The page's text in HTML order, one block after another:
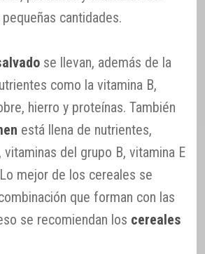
cantidades.
se llevan, además de la
como la vitamina B,
hierro y proteínas. También
está llena de nutrientes,
del grupo B, vitamina E
mejor de los cereales se
que forman con las
se recomiendan los cereales